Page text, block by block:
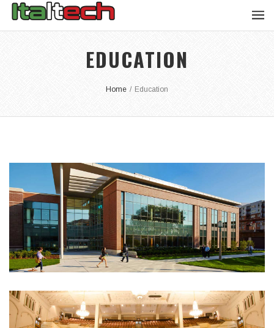
EDUCATION
Home / Education
EDUCATION UNIVERSITY
Integer tincidunt. Cras dapibus. eleifend ac, enim.
Aliquam...
EDUCATION